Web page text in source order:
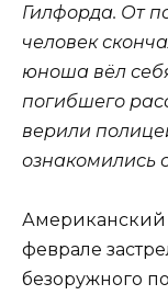
Гилфорда. От
человек
юноша вёл
погибшего
верили
ознакомились
Американский
феврале
безоружного